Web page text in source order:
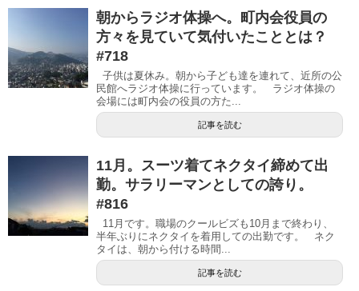
朝からラジオ体操へ。町内会役員の
方々を見ていて気付いたこととは？
#718
子供は夏休み。朝から子ども達を連れて、近所の公
民館へラジオ体操に行っています。 ラジオ体操の
会場には町内会の役員の方た...
記事を読む
11月。スーツ着てネクタイ締めて出
勤。サラリーマンとしての誇り。
#816
11月です。職場のクールビズも10月まで終わり、
半年ぶりにネクタイを着用しての出勤です。 ネク
タイは、朝から付ける時間...
記事を読む